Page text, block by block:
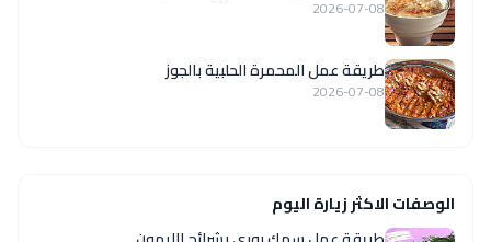
2026-07-08
طريقة عمل المحمرة الحلبية بالجوز
2026-07-08
الوصفات الاكثر زيارة اليوم